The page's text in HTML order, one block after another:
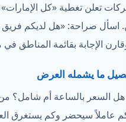
تعلن تغطية «كل الإمارات»
اسأل صراحة: «هل لديكم
الإجابة بقائمة المناطق
السعر بالساعة أم شامل؟ من
عاملاً سيحضر وكم يستغرق